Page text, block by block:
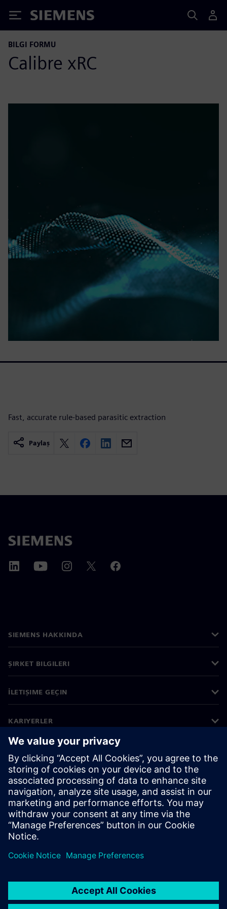
Siemens
BILGI FORMU
Calibre xRC
Fast, accurate rule-based parasitic extraction
Paylaş
SIEMENS HAKKINDA
ŞIRKET BILGILERI
İLETIŞIME GEÇIN
KARIYERLER
©Siemens 2026
Kurumsal bilgiler
Gizlilik bildirimi
Çerez bildirimi
Kullanım koşulları
Dijital kimlik